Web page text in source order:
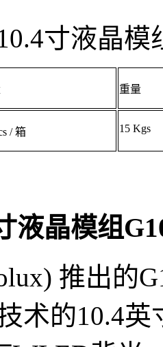
寸液晶模
重量
/ 箱 15 Kgs
液晶模组
推出的
术的10.4